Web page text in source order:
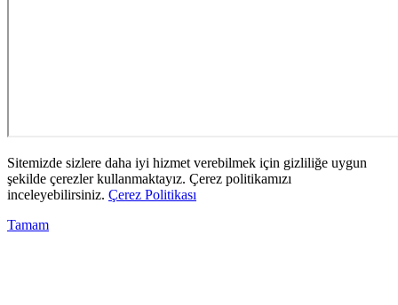
Sitemizde sizlere daha iyi hizmet verebilmek için gizliliğe uygun
şekilde çerezler kullanmaktayız. Çerez politikamızı
inceleyebilirsiniz. Çerez Politikası
Tamam